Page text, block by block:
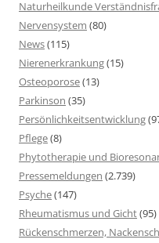
Naturheilkunde
Nervensystem (80)
News(115)
Nierenerkrankung(15)
Osteoporose(13)
Parkinson (35)
Persönlichkeitsentwicklung
Pflege(8)
Phytotherapie und
Pressemeldungen (2.739)
Psyche(147)
Rheumatismus und Gicht(95)
Rückenschmerzen,